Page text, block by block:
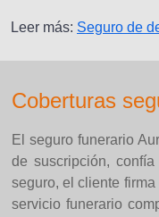
Leer más: Seguro de
Coberturas
El seguro funerario
de suscripción,
seguro, el cliente
servicio funerario